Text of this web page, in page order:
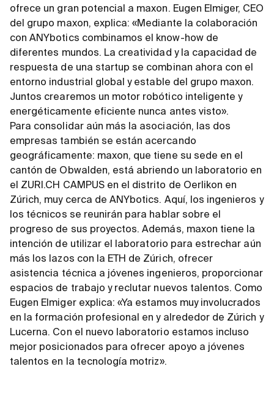
ofrece un gran potencial a maxon. Eugen Elmiger, CEO
del grupo maxon, explica: «Mediante la colaboración
con ANYbotics combinamos el know-how de
diferentes mundos. La creatividad y la capacidad de
respuesta de una startup se combinan ahora con el
entorno industrial global y estable del grupo maxon.
Juntos crearemos un motor robótico inteligente y
energéticamente eficiente nunca antes visto».
Para consolidar aún más la asociación, las dos
empresas también se están acercando
geográficamente: maxon, que tiene su sede en el
cantón de Obwalden, está abriendo un laboratorio en
el ZURI.CH CAMPUS en el distrito de Oerlikon en
Zúrich, muy cerca de ANYbotics. Aquí, los ingenieros y
los técnicos se reunirán para hablar sobre el
progreso de sus proyectos. Además, maxon tiene la
intención de utilizar el laboratorio para estrechar aún
más los lazos con la ETH de Zúrich, ofrecer
asistencia técnica a jóvenes ingenieros, proporcionar
espacios de trabajo y reclutar nuevos talentos. Como
Eugen Elmiger explica: «Ya estamos muy involucrados
en la formación profesional en y alrededor de Zúrich y
Lucerna. Con el nuevo laboratorio estamos incluso
mejor posicionados para ofrecer apoyo a jóvenes
talentos en la tecnología motriz».